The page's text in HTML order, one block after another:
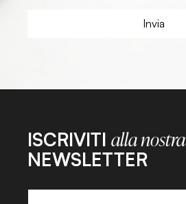
ISCRIVITI alla nostra
NEWSLETTER